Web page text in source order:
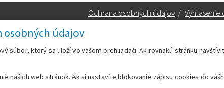
osobných údajov
ktorý sa uloží vo vašom prehliadači. Ak rovnakú stránku
našich web stránok. Ak si nastavíte blokovanie zápisu cookies do
Ochrana osobných údajov / Vyhlásenie
Email:mesto@leopoldov.sk